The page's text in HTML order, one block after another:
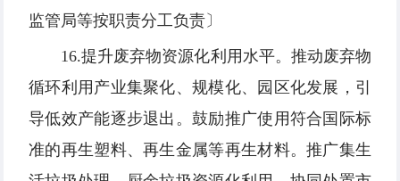
监管局等按职责分工负责〕
16.提升废弃物资源化利用水平。推动废弃物
循环利用产业集聚化、规模化、园区化发展，引
导低效产能逐步退出。鼓励推广使用符合国际标
准的再生塑料、再生金属等再生材料。推广集生